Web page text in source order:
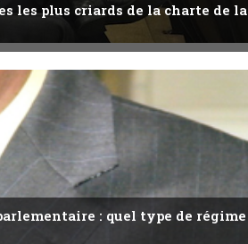
les plus criards de la charte de la
: quel type de régime